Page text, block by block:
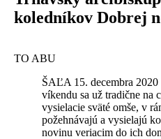
koledníkov Dobrej
TO ABU
ŠAĽA 15. decembra 2020
víkendu sa už tradične na
vysielacie sväté omše, v
požehnávajú a vysielajú
novinu veriacim do ich